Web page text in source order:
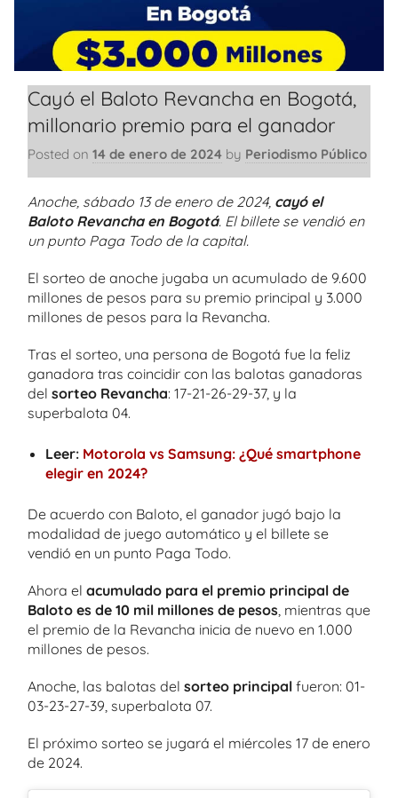
Cayó el Baloto Revancha en Bogotá,
millonario premio para el ganador
Posted on 14 de enero de 2024 by Periodismo Público
Anoche, sábado 13 de enero de 2024, cayó el
Baloto Revancha en Bogotá. El billete se vendió en
un punto Paga Todo de la capital.
El sorteo de anoche jugaba un acumulado de 9.600
millones de pesos para su premio principal y 3.000
millones de pesos para la Revancha.
Tras el sorteo, una persona de Bogotá fue la feliz
ganadora tras coincidir con las balotas ganadoras
del sorteo Revancha: 17-21-26-29-37, y la
superbalota 04.
Leer: Motorola vs Samsung: ¿Qué smartphone
elegir en 2024?
De acuerdo con Baloto, el ganador jugó bajo la
modalidad de juego automático y el billete se
vendió en un punto Paga Todo.
Ahora el acumulado para el premio principal de
Baloto es de 10 mil millones de pesos , mientras que
el premio de la Revancha inicia de nuevo en 1.000
millones de pesos.
Anoche, las balotas del sorteo principal fueron: 01-
03-23-27-39, superbalota 07.
El próximo sorteo se jugará el miércoles 17 de enero
de 2024.